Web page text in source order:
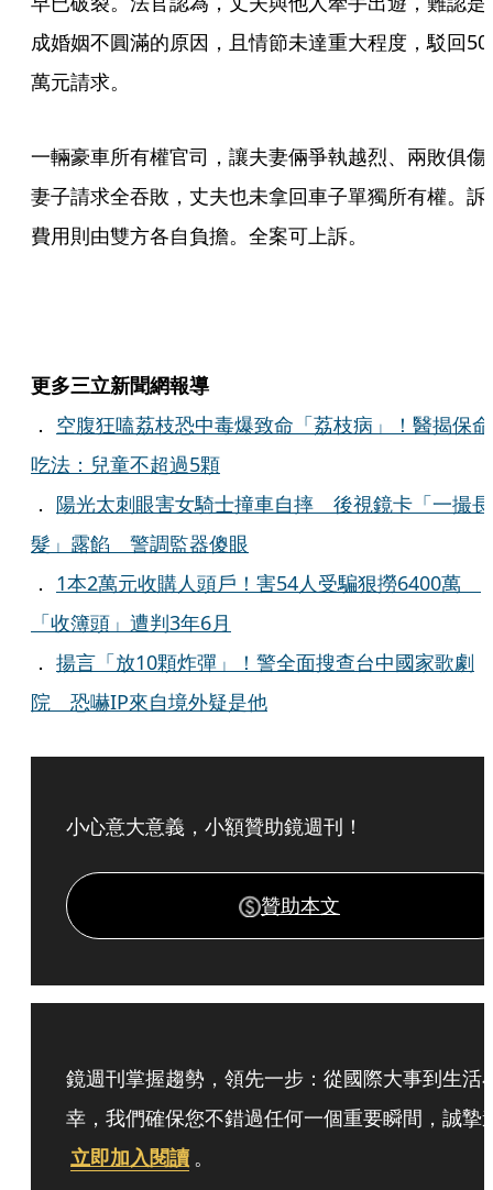
成婚姻不圓滿的原因，且情節未達重大程度，駁回50
萬元請求。
一輛豪車所有權官司，讓夫妻倆爭執越烈、兩敗俱傷
妻子請求全吞敗，丈夫也未拿回車子單獨所有權。訴
費用則由雙方各自負擔。全案可上訴。
更多三立新聞網報導
． 空腹狂嗑荔枝恐中毒爆致命「荔枝病」！醫揭保命
吃法：兒童不超過5顆
． 陽光太刺眼害女騎士撞車自摔 後視鏡卡「一撮長
髮」露餡 警調監器傻眼
． 1本2萬元收購人頭戶！害54人受騙狠撈6400萬
「收簿頭」遭判3年6月
． 揚言「放10顆炸彈」！警全面搜查台中國家歌劇
院 恐嚇IP來自境外疑是他
小心意大意義，小額贊助鏡週刊！
贊助本文
鏡週刊掌握趨勢，領先一步：從國際大事到生活
幸，我們確保您不錯過任何一個重要瞬間，誠摯
立即加入閱讀 。